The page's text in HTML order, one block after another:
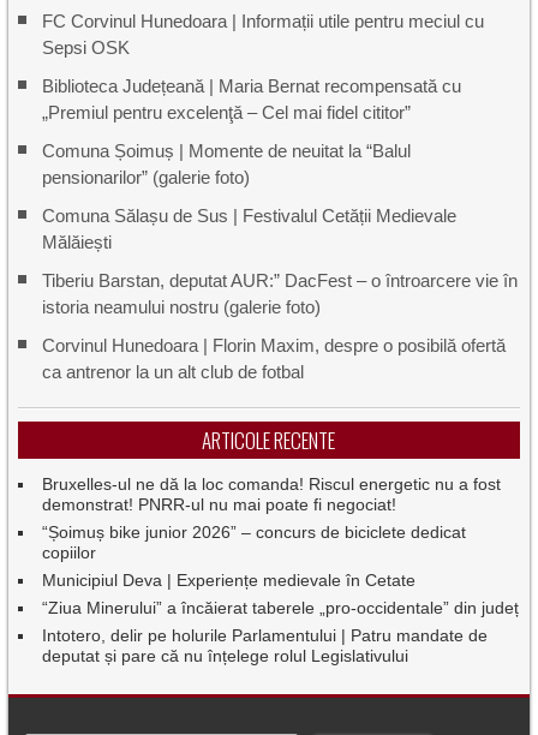
FC Corvinul Hunedoara | Informații utile pentru meciul cu
Sepsi OSK
Biblioteca Județeană | Maria Bernat recompensată cu
„Premiul pentru excelenţă – Cel mai fidel cititor”
Comuna Șoimuș | Momente de neuitat la “Balul
pensionarilor” (galerie foto)
Comuna Sălașu de Sus | Festivalul Cetății Medievale
Mălăiești
Tiberiu Barstan, deputat AUR:” DacFest – o întroarcere vie în
istoria neamului nostru (galerie foto)
Corvinul Hunedoara | Florin Maxim, despre o posibilă ofertă
ca antrenor la un alt club de fotbal
ARTICOLE RECENTE
Bruxelles-ul ne dă la loc comanda! Riscul energetic nu a fost
demonstrat! PNRR-ul nu mai poate fi negociat!
“Șoimuș bike junior 2026” – concurs de biciclete dedicat
copiilor
Municipiul Deva | Experiențe medievale în Cetate
“Ziua Minerului” a încăierat taberele „pro-occidentale” din județ
Intotero, delir pe holurile Parlamentului | Patru mandate de
deputat și pare că nu înțelege rolul Legislativului